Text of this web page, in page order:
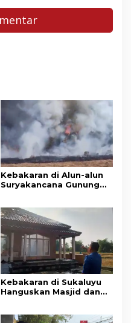
Kebakaran di Alun-alun
Suryakancana Gunung
Masih Bersiaga
Kebakaran di Sukaluyu
Hanguskan Masjid dan